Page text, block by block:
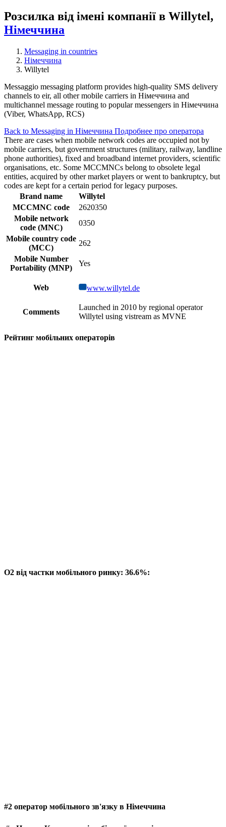
Розсилка від імені компанії в Willytel,
Німеччина
Messaging in countries
Німеччина
Willytel
Messaggio messaging platform provides high-quality SMS delivery
channels to eir, all other mobile carriers in Німеччина and
multichannel message routing to popular messengers in Німеччина
(Viber, WhatsApp, RCS)
Back to Messaging in Німеччина Подробнее про оператора
There are cases when mobile network codes are occupied not by
mobile carriers, but government structures (military, railway, landline
phone authorities), fixed and broadband internet providers, scientific
organisations, etc. Some MCCMNCs belong to obsolete legal
entities, acquired by other market players or went to bankruptcy, but
codes are kept for a certain period for legacy purposes.
Brand name
Willytel
MCCMNC code
2620350
Mobile network
code (MNC)
0350
Mobile country code
(MCC)
262
Mobile Number
Portability (MNP)
Yes
Web www.willytel.de
Comments
Launched in 2010 by regional operator
Willytel using vistream as MVNE
Рейтинг мобільних операторів
O2 від частки мобільного ринку: 36.6%:
#2 оператор мобільного зв'язку в Німеччина